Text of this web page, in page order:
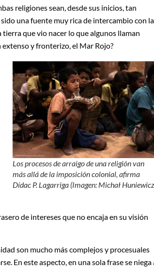
religiones sean, desde sus inicios, tan
una fuente muy rica de intercambio con la
que vio nacer lo que algunos llaman
extenso y fronterizo, el Mar Rojo?
Los procesos de arraigo de una religión van
más allá de la imposición colonial, afirma
Dídac P. Lagarriga (Imagen: Michał
de intereses que no encaja en su visión
son mucho más complejos y procesuales
En este aspecto, en una sola frase se niega